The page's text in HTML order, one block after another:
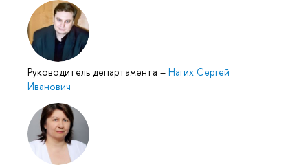
Руководитель департамента – Нагих Сергей
Иванович